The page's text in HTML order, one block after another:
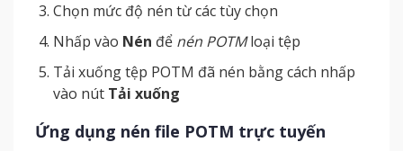
Chọn mức độ nén từ các tùy chọn
Nhấp vào Nén để nén POTMloại tệp
Tải xuống tệp POTM đã nén bằng cách nhấp
vào nút Tải xuống
Ứng dụng nén file POTM trực tuyến